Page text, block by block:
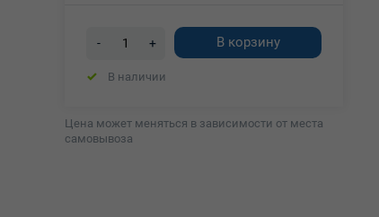
- + В корзину
В наличии
Цена может меняться в зависимости от места
самовывоза